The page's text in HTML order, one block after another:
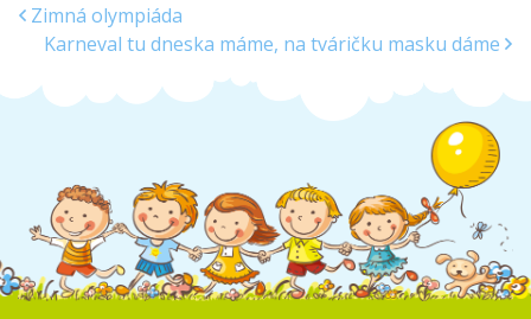
Zimná olympiáda
Karneval tu dneska máme, na tváričku masku dáme